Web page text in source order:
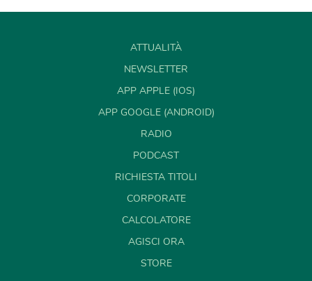
ATTUALITÀ
NEWSLETTER
APP APPLE (IOS)
APP GOOGLE (ANDROID)
RADIO
PODCAST
RICHIESTA TITOLI
CORPORATE
CALCOLATORE
AGISCI ORA
STORE